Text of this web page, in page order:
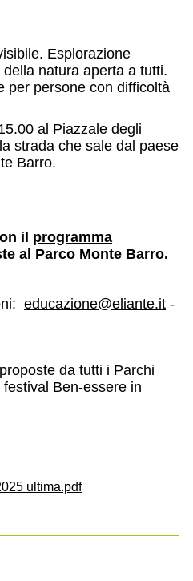
Esplorazione
natura aperta a tutti.
per persone con difficoltà
al Piazzale degli
strada che sale dal paese
Barro.
il programma
al Parco Monte Barro.
educazione@eliante.it -
da tutti i Parchi
festival Ben-essere in
ultima.pdf